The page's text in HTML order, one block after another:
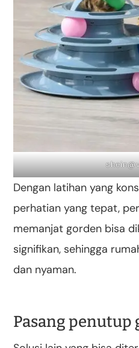
Dengan latihan yang
perhatian yang tepat,
memanjat gorden bisa
signifikan, sehingga
dan nyaman.
Pasang penutup